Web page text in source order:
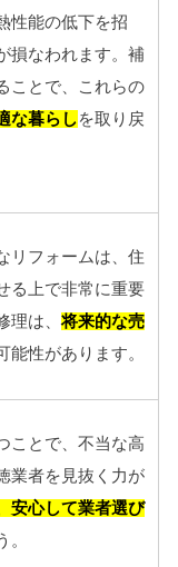
性能の低下を招
損なわれます。補
ことで、これらの
な暮らしを取り戻
リフォームは、住
る上で非常に重要
理は、将来的な売
能性があります。
ことで、不当な高
業者を見抜く力が
安心して業者選び
。